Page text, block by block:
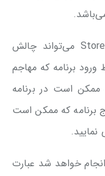
آزمایش دستی آسیب پذیری Stored XSS می‌تواند چالش
ورود برنامه که مهاجم
ممکن است در برنامه
برنامه که ممکن است
خواهد شد عبارت